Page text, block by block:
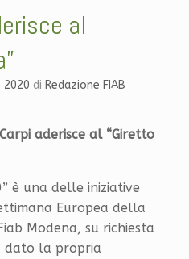
al
di Redazione FIAB
aderisce al “Giretto
è una delle iniziative
Europea della
Modena, su richiesta
dato la propria